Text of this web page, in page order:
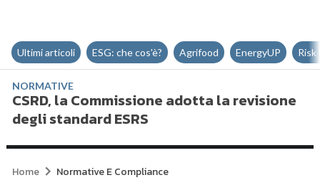
Ultimi articoli ESG: che cos'è? Agrifood EnergyUP Risk
NORMATIVE
CSRD, la Commissione adotta la revisione
degli standard ESRS
Home Normative E Compliance